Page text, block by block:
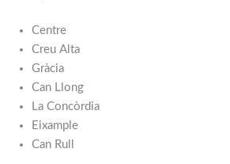
Centre
Creu Alta
Gràcia
Can Llong
La Concòrdia
Eixample
Can Rull